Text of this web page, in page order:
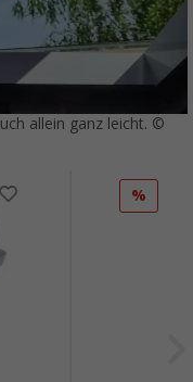
allein ganz leicht. ©
%